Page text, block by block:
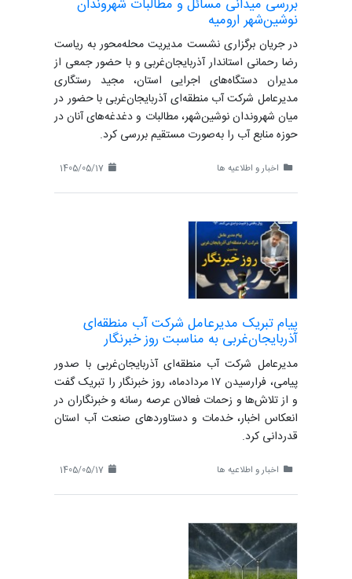
نوشین‌شهر ارومیه
در جریان برگزاری نشست مدیریت محله‌محور به ریاست
رضا رحمانی استاندار آذربایجان‌غربی و با حضور جمعی از
مدیران دستگاه‌های اجرایی استان، مجید رستگاری
مدیرعامل شرکت آب منطقه‌ای آذربایجان‌غربی با حضور در
میان شهروندان نوشین‌شهر، مطالبات و دغدغه‌های آنان در
حوزه منابع آب را به‌صورت مستقیم بررسی کرد.
اخبار و اطلاعیه ها
پیام تبریک مدیرعامل شرکت آب منطقه‌ای
آذربایجان‌غربی به مناسبت روز خبرنگار
مدیرعامل شرکت آب منطقه‌ای آذربایجان‌غربی با صدور
پیامی، فرارسیدن ۱۷ مردادماه، روز خبرنگار را تبریک گفت
و از تلاش‌ها و زحمات فعالان عرصه رسانه و خبرنگاران در
انعکاس اخبار، خدمات و دستاوردهای صنعت آب استان
قدردانی کرد.
اخبار و اطلاعیه ها